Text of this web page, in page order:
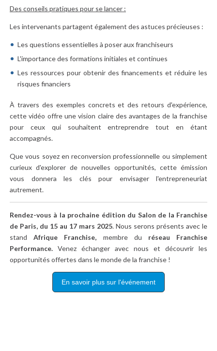
Des conseils pratiques pour se lancer :
Les intervenants partagent également des astuces précieuses :
Les questions essentielles à poser aux franchiseurs
L'importance des formations initiales et continues
Les ressources pour obtenir des financements et réduire les
risques financiers
À travers des exemples concrets et des retours d'expérience,
cette vidéo offre une vision claire des avantages de la franchise
pour ceux qui souhaitent entreprendre tout en étant
accompagnés.
Que vous soyez en reconversion professionnelle ou simplement
curieux d'explorer de nouvelles opportunités, cette émission
vous donnera les clés pour envisager l'entrepreneuriat
autrement.
Rendez-vous à la prochaine édition du Salon de la Franchise
de Paris, du 15 au 17 mars 2025. Nous serons présents avec le
standAfrique Franchise, membre du réseau Franchise
Performance. Venez échanger avec nous et découvrir les
opportunités offertes dans le monde de la franchise !
En savoir plus sur l'événement